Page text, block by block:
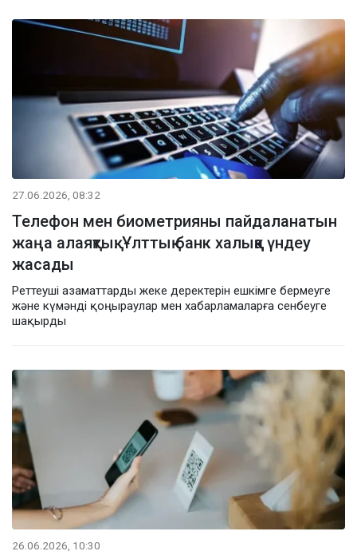
27.06.2026, 08:32
Телефон мен биометрияны пайдаланатын
жаңа алаяқтық: Ұлттық банк халыққа үндеу
жасады
Реттеуші азаматтарды жеке деректерін ешкімге бермеуге
және күмәнді қоңыраулар мен хабарламаларға сенбеуге
шақырды
26.06.2026, 10:30